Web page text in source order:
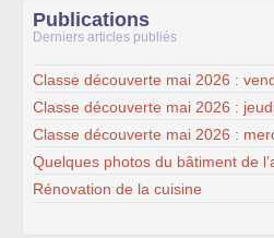
Publications
Derniers articles publiés
Classe découverte mai 2026 :
Classe découverte mai 2026 :
Classe découverte mai 2026 :
Quelques photos du bâtiment de
Rénovation de la cuisine